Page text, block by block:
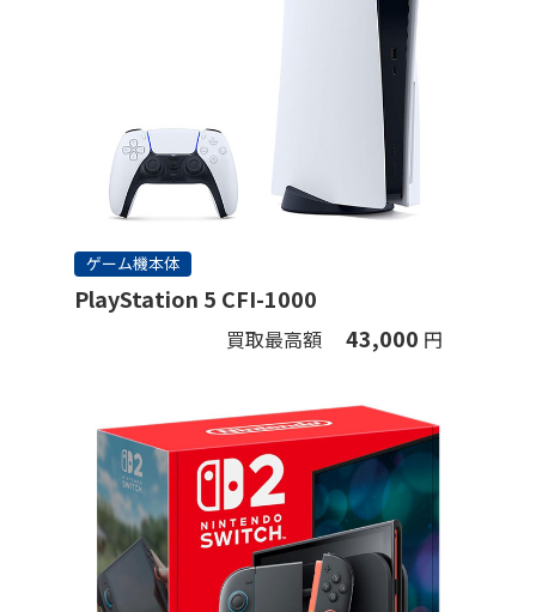
ゲーム機本体
PlayStation 5 CFI-1000
買取最高額 43,000 円